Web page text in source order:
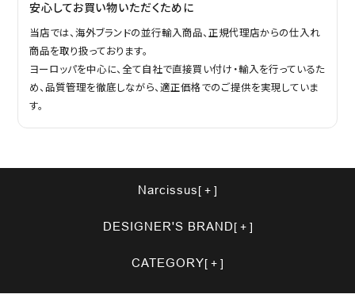
安心してお買い物いただくために
当店では、海外ブランドの並行輸入商品、正規代理店からの仕入れ
商品を取り扱っております。
ヨーロッパを中心に、全て自社で直接買い付け・輸入を行っているた
め、品質管理を徹底しながら、適正価格でのご提供を実現していま
す。
Narcissus
DESIGNER'S BRAND
CATEGORY